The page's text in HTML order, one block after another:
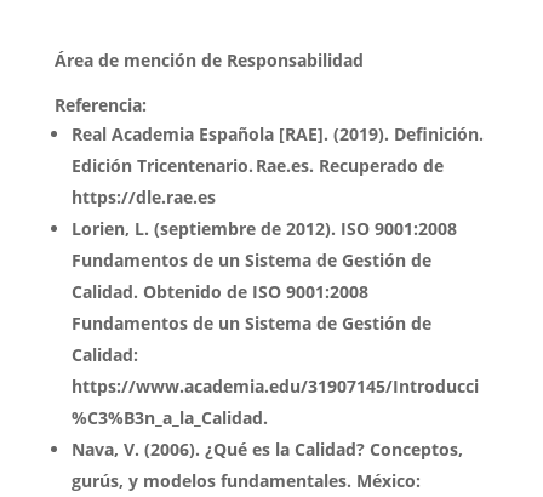
Área de mención de Responsabilidad
Referencia:
Real Academia Española [RAE]. (2019). Definición.
Edición Tricentenario. Rae.es. Recuperado de
https://dle.rae.es
Lorien, L. (septiembre de 2012). ISO 9001:2008
Fundamentos de un Sistema de Gestión de
Calidad. Obtenido de ISO 9001:2008
Fundamentos de un Sistema de Gestión de
Calidad:
https://www.academia.edu/31907145/Introducci
%C3%B3n_a_la_Calidad.
Nava, V. (2006). ¿Qué es la Calidad? Conceptos,
gurús, y modelos fundamentales. México: